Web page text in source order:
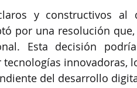
y constructivos al
por una resolución
Esta decisión
innovadoras,
del desarrollo